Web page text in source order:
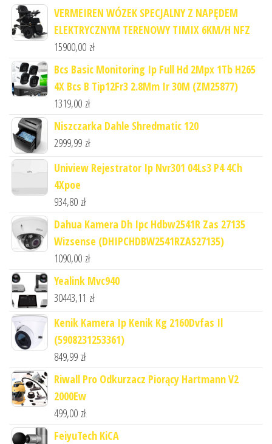
VERMEIREN WÓZEK SPECJALNY Z NAPĘDEM
ELEKTRYCZNYM TERENOWY TIMIX 6KM/H NFZ
15900,00 zł
Bcs Basic Monitoring Ip Full Hd 2Mpx 1Tb H265
4X Bcs B Tip12Fr3 2.8Mm Ir 30M (ZM25877)
1319,00 zł
Niszczarka Dahle Shredmatic 120
2999,99 zł
Uniview Rejestrator Ip Nvr301 04Ls3 P4 4Ch
4Xpoe
934,80 zł
Dahua Kamera Dh Ipc Hdbw2541R Zas 27135
Wizsense (DHIPCHDBW2541RZAS27135)
1090,00 zł
Yealink Mvc940
30443,11 zł
Kenik Kamera Ip Kenik Kg 2160Dvfas Il
(5908231253361)
849,99 zł
Riwall Pro Odkurzacz Piorący Hartmann V2
2000Ew
499,00 zł
FeiyuTech KiCA